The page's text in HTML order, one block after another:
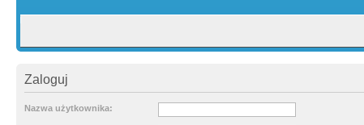
Zaloguj
Nazwa użytkownika: